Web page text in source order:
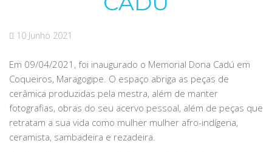
10 Junho 2021
Em 09/04/2021, foi inaugurado o Memorial Dona Cadú em
Coqueiros, Maragogipe. O espaço abriga as peças de
cerâmica produzidas pela mestra, além de manter
fotografias, obras do seu acervo pessoal, além de peças que
retratam a sua vida como mulher mulher afro-indígena,
ceramista, sambadeira e rezadeira.